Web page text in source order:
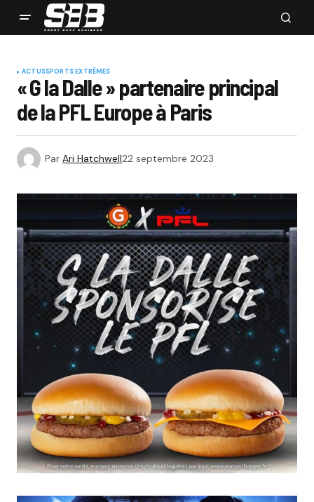
ACTUSSPORTS EXTRÊMES
« G la Dalle » partenaire principal
de la PFL Europe à Paris
Par Ari Hatchwell22 septembre 2023